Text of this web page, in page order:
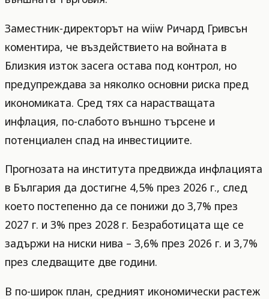
Заместник-директорът на wiiw Ричард Гривсън
коментира, че въздействието на войната в
Близкия изток засега остава под контрол, но
предупреждава за няколко основни риска пред
икономиката. Сред тях са нарастващата
инфлация, по-слабото външно търсене и
потенциален спад на инвестициите.
Прогнозата на института предвижда инфлацията
в България да достигне 4,5% през 2026 г., след
което постепенно да се понижи до 3,7% през
2027 г. и 3% през 2028 г. Безработицата ще се
задържи на ниски нива – 3,6% през 2026 г. и 3,7%
през следващите две години.
В по-широк план, средният икономически растеж